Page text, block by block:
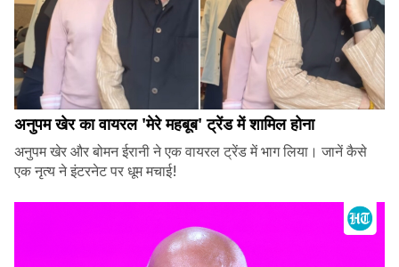
अनुपम खेर का वायरल 'मेरे महबूब' ट्रेंड में शामिल होना
अनुपम खेर और बोमन ईरानी ने एक वायरल ट्रेंड में भाग लिया। जानें कैसे
एक नृत्य ने इंटरनेट पर धूम मचाई!